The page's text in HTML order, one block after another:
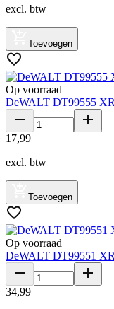
excl. btw
Toevoegen
Op voorraad
DeWALT DT99555
17,99
excl. btw
Toevoegen
Op voorraad
DeWALT DT99551
34,99